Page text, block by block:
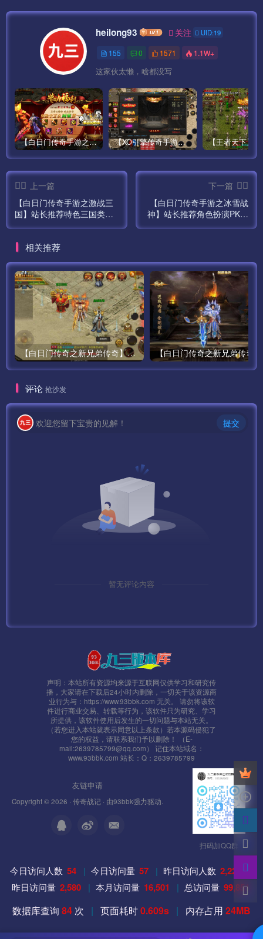
heilong93 关注 UID:19
155 0 1571 1.1W+
这家伙太懒，啥都没写
【白日门传奇手游之鸿蒙王者】攻速特别版大型PK角色扮演类手游最新整理Win手工服务端源码视频教程-安卓 【XO引擎传奇手游之高仿美杜莎】经典XO三端引擎单职业传奇手游最新打包Win服务端源码视频架设教程-魂环-时装-逆天改命-创世圣域-经典复古-安卓PC电脑苹果IOS双端版本！
上一篇
【白日门传奇手游之激战三
国】站长推荐特色三国类题
总后台网页工具！
下一篇
【白日门传奇手游之冰雪战
神】站长推荐角色扮演PK类
相关推荐
【白日门传奇之新兄弟传奇】单职业大型PK角色扮演类传奇手游最新打包win服务端源码视频架设教程-完善GM后台工具-安卓版本！
评论 抢沙发
欢迎您留下宝贵的见解！ 提交
暂无评论内容
声明：本站所有资源均来源于互联网仅供学习和研究传
播，大家请在下载后24小时内删除，一切关于该资源商
业行为与：https://www.93bbk.com 无关。 请勿将该软
件进行商业交易、转载等行为，该软件只为研究、学习
所提供，该软件使用后发生的一切问题与本站无关。
（若您进入本站就表示同意以上条款）若本源码侵犯了
您的权益，请联系我们予以删除！ （E-
mail:2639785799@qq.com） 记住本站域名：
www.93bbk.com 站长：Q：2639785799
友链申请
Copyright © 2026 · 传奇战记 · 由93bbk强力驱动.
扫码加QQ群
今日访问人数 54 | 今日访问量 57 | 昨日访问人数 2,225
昨日访问量 2,580 | 本月访问量 16,501 | 总访问量 99,851
数据库查询 84 次 | 页面耗时0.609s | 内存占用 24MB